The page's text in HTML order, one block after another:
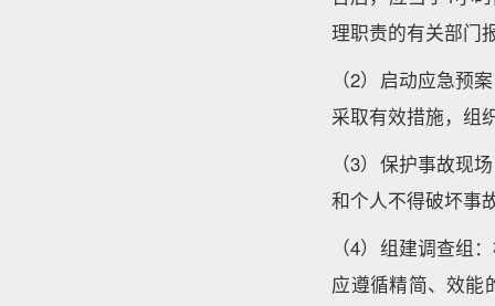
理职责的有关部门
（2）启动应急预
采取有效措施，组
（3）保护事故现
和个人不得破坏事
（4）组建调查组
应遵循精简、效能